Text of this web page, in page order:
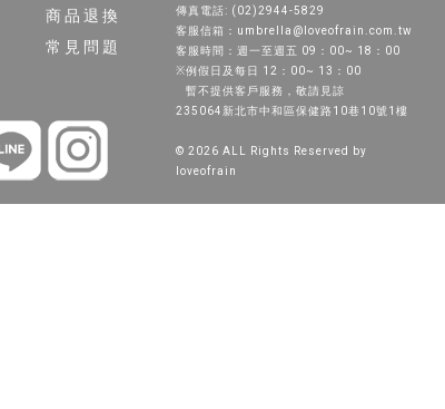
商品退換
常見問題
傳真電話: (02)2944-5829
客服信箱：umbrella@loveofrain.com.tw
客服時間：週一至週五 09：00~ 18：00
※例假日及每日 12：00~ 13：00
暫不提供客戶服務，敬請見諒
235064新北市中和區保健路10巷10號1樓
© 2026 ALL Rights Reserved by
loveofrain